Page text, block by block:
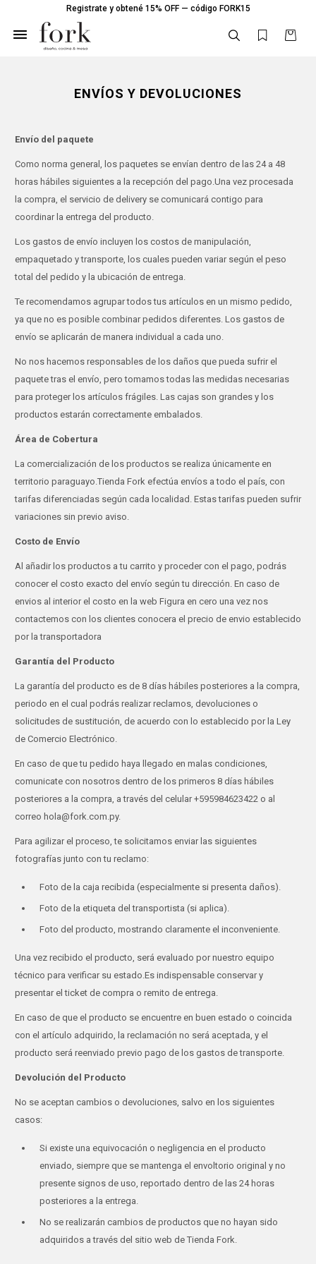
Registrate y obtené 15% OFF — código FORK15

ENVÍOS Y DEVOLUCIONES
Envío del paquete
Como norma general, los paquetes se envían dentro de las 24 a 48
horas hábiles siguientes a la recepción del pago.Una vez procesada
la compra, el servicio de delivery se comunicará contigo para
coordinar la entrega del producto.
Los gastos de envío incluyen los costos de manipulación,
empaquetado y transporte, los cuales pueden variar según el peso
total del pedido y la ubicación de entrega.
Te recomendamos agrupar todos tus artículos en un mismo pedido,
ya que no es posible combinar pedidos diferentes. Los gastos de
envío se aplicarán de manera individual a cada uno.
No nos hacemos responsables de los daños que pueda sufrir el
paquete tras el envío, pero tomamos todas las medidas necesarias
para proteger los artículos frágiles. Las cajas son grandes y los
productos estarán correctamente embalados.
Área de Cobertura
La comercialización de los productos se realiza únicamente en
territorio paraguayo.Tienda Fork efectúa envíos a todo el país, con
tarifas diferenciadas según cada localidad. Estas tarifas pueden sufrir
variaciones sin previo aviso.
Costo de Envío
Al añadir los productos a tu carrito y proceder con el pago, podrás
conocer el costo exacto del envío según tu dirección. En caso de
envios al interior el costo en la web Figura en cero una vez nos
contactemos con los clientes conocera el precio de envio establecido
por la transportadora
Garantía del Producto
La garantía del producto es de 8 días hábiles posteriores a la compra,
periodo en el cual podrás realizar reclamos, devoluciones o
solicitudes de sustitución, de acuerdo con lo establecido por la Ley
de Comercio Electrónico.
En caso de que tu pedido haya llegado en malas condiciones,
comunicate con nosotros dentro de los primeros 8 días hábiles
posteriores a la compra, a través del celular +595984623422 o al
correo hola@fork.com.py.
Para agilizar el proceso, te solicitamos enviar las siguientes
fotografías junto con tu reclamo:
Foto de la caja recibida (especialmente si presenta daños).
Foto de la etiqueta del transportista (si aplica).
Foto del producto, mostrando claramente el inconveniente.
Una vez recibido el producto, será evaluado por nuestro equipo
técnico para verificar su estado.Es indispensable conservar y
presentar el ticket de compra o remito de entrega.
En caso de que el producto se encuentre en buen estado o coincida
con el artículo adquirido, la reclamación no será aceptada, y el
producto será reenviado previo pago de los gastos de transporte.
Devolución del Producto
No se aceptan cambios o devoluciones, salvo en los siguientes
casos:
Si existe una equivocación o negligencia en el producto
enviado, siempre que se mantenga el envoltorio original y no
presente signos de uso, reportado dentro de las 24 horas
posteriores a la entrega.
No se realizarán cambios de productos que no hayan sido
adquiridos a través del sitio web de Tienda Fork.